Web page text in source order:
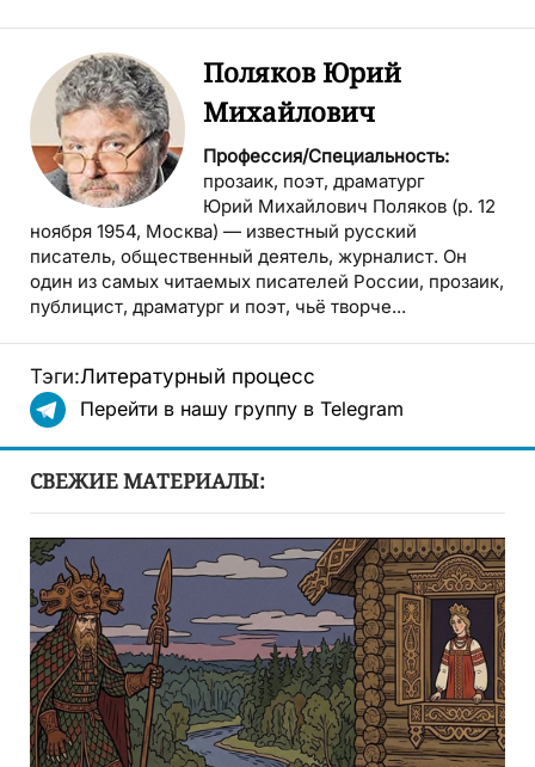
Поляков Юрий
Михайлович
Профессия/Специальность:
прозаик, поэт, драматург
Юрий Михайлович Поляков (р. 12
ноября 1954, Москва) — известный русский
писатель, общественный деятель, журналист. Он
один из самых читаемых писателей России, прозаик,
публицист, драматург и поэт, чьё творче...
Тэги:Литературный процесс
Перейти в нашу группу в Telegram
СВЕЖИЕ МАТЕРИАЛЫ: